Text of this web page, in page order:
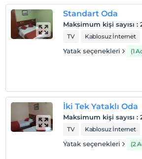
En geç saat 12:00 ve öncesi
Evcil Hayvan
Evcil hayvan kabul edilmemektedir.
Her bir oda için 5 yaşına kadar 1
Standart Oda
Maksimum kişi sayısı :
TV Kablosuz İnternet
Yatak seçenekleri (1
İki Tek Yataklı Oda
Maksimum kişi sayısı :
TV Kablosuz İnternet
Yatak seçenekleri (2